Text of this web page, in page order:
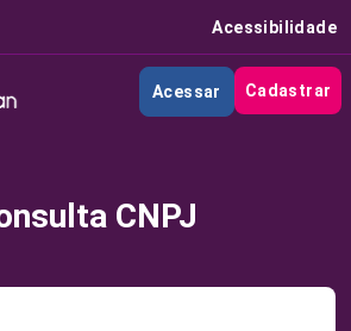
Acessibilidade
Acessar Cadastrar
CNPJ